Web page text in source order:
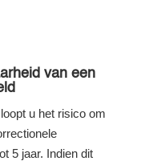
van een
u het risico om
5 jaar. Indien dit